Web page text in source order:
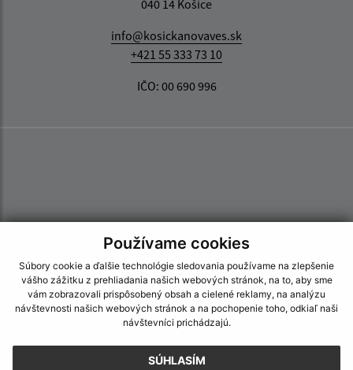
Používame cookies
Súbory cookie a ďalšie technológie sledovania používame na zlepšenie
vášho zážitku z prehliadania našich webových stránok, na to, aby sme
vám zobrazovali prispôsobený obsah a cielené reklamy, na analýzu
návštevnosti našich webových stránok a na pochopenie toho, odkiaľ naši
návštevníci prichádzajú.
SÚHLASÍM
040 14 Košice
info@kosickanovaves.sk
+421 55 333 73 10
IČO: 00 690 996